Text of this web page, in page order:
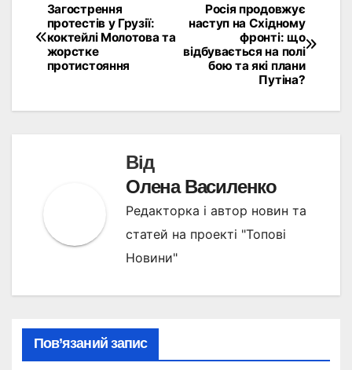
Навігація
записів
Росія продовжує
наступ на Східному
фронті: що
відбувається на полі
бою та які плани
Путіна?
Загострення
протестів у Грузії:
коктейлі Молотова та
жорстке
протистояння
Від
Олена Василенко
Редакторка і автор новин та
статей на проекті "Топові
Новини"
Пов’язаний запис